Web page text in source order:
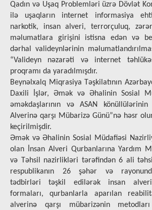
Qadın və Uşaq Problemləri üzrə Dövlət
ilə uşaqların internet informasiya
narkotik, insan alveri, terrorçuluq,
məlumatlara girişini istisna edən və
dərhal valideynlərinin
“Valideyn nəzarəti və internet
proqramı da yaradılmışdır.
Beynəlxalq Miqrasiya Təşkilatının
Daxili İşlər, Əmək və Əhalinin Sosial
əməkdaşlarının və ASAN
Alverinə qarşı Mübarizə Günü”nə həsr
keçirilmişdir.
Əmək və Əhalinin Sosial Müdafiəsi
olan İnsan Alveri Qurbanlarına Yardım
və Təhsil nazirlikləri tərəfindən 6 ali
respublikanın 26 şəhər və
tədbirləri təşkil edilərək insan
formaları, qurbanlarla aparılan
alverinə qarşı mübarizənin